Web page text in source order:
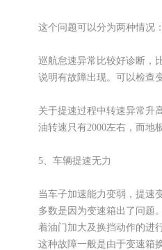
这个问题可以分为两种情况
巡航怠速异常比较好诊断，
说明有故障出现。可以检查
关于提速过程中转速异常升
油转速只有2000左右，而地
5、车辆提速无力
当车子加速能力变弱，提速
多数是因为变速箱出了问题
着油门加大及换挡动作的进
这种故障一般是由于变速箱